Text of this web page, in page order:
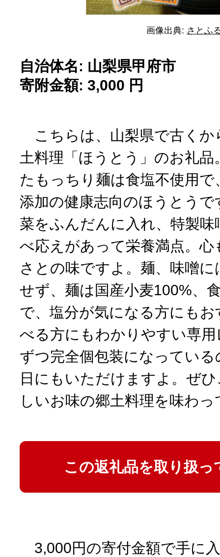
画像出典: さとふ
自治体名: 山梨県甲府市
寄附金額: 3,000 円
こちらは、山梨県で古くか
土料理「ほうとう」のお礼
たもっちり麺は食塩不使用
添加の健康志向のほうとう
菜をふんだんに入れ、特製
べ応えがあって栄養満点。
さとの味ですよ。麺、味噌
せず、麺は国産小麦100%、
で、塩分が気になる方にも
べる方にもわかりやすい専
ずつ完全個包装になってい
日にもいただけますよ。ぜ
しいお味の郷土料理を味わ
この返礼品を取り扱っ
3,000円の寄付金額で手に